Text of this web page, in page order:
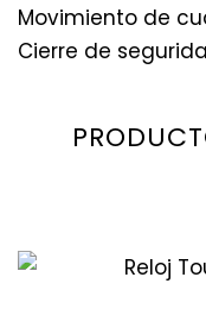
Movimiento de
Cierre de